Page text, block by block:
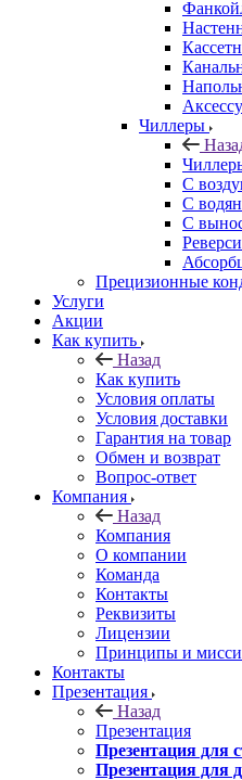
Чиллеры
С
С
С
Прецизионные
Услуги
Акции
Как купить
Назад
Как купить
Условия оплаты
Условия доставки
Гарантия на товар
Обмен и возврат
Вопрос-ответ
Компания
Назад
Компания
О компании
Команда
Контакты
Реквизиты
Лицензии
Принципы и
Контакты
Презентация
Назад
Презентация
Презентация для
Презентация для